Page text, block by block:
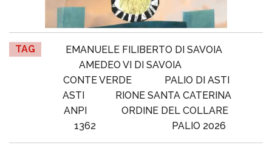
TAG
EMANUELE FILIBERTO DI SAVOIA
AMEDEO VI DI SAVOIA
CONTE VERDE
PALIO DI ASTI
ASTI
RIONE SANTA CATERINA
ANPI
ORDINE DEL COLLARE
1362
PALIO 2026